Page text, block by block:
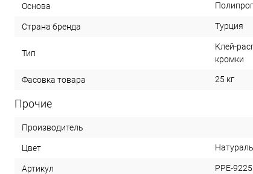
Основа
Страна бренда Турция
Тип
Клей-
кромки
Фасовка товара 25 кг
Прочие
Производитель
Цвет
Артикул PPE-9225